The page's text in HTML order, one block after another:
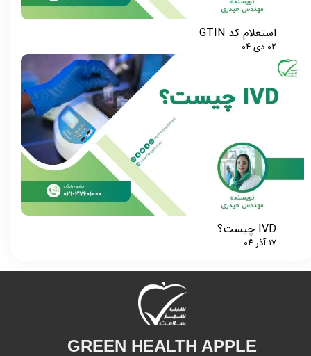
استعلام کد GTIN
۰۲ دی ۰۴
IVD چیست؟
۱۷ آذر ۰۴
GREEN HEALTH APPLE​​​​​​​